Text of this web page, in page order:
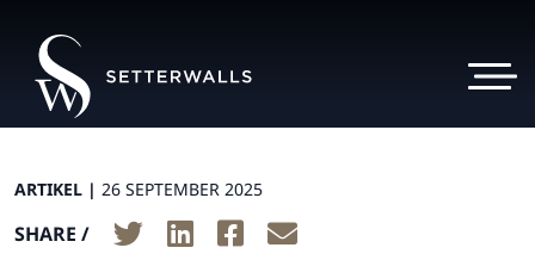
ARTIKEL | 26 SEPTEMBER 2025
SHARE /